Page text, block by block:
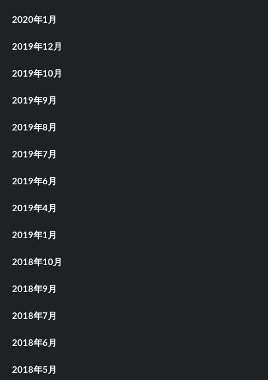
2020年1月
2019年12月
2019年10月
2019年9月
2019年8月
2019年7月
2019年6月
2019年4月
2019年1月
2018年10月
2018年9月
2018年7月
2018年6月
2018年5月